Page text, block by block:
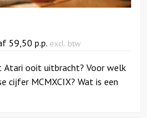
59,50 p.p. excl. btw
Atari ooit uitbracht? Voor welk
cijfer MCMXCIX? Wat is een